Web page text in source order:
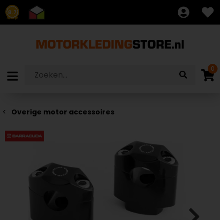
8.7
0
Overige motor accessoires